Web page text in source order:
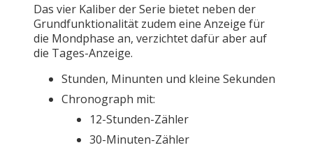
Das vier Kaliber der Serie bietet neben der
Grundfunktionalität zudem eine Anzeige für
die Mondphase an, verzichtet dafür aber auf
die Tages-Anzeige.
Stunden, Minunten und kleine Sekunden
Chronograph mit:
12-Stunden-Zähler
30-Minuten-Zähler